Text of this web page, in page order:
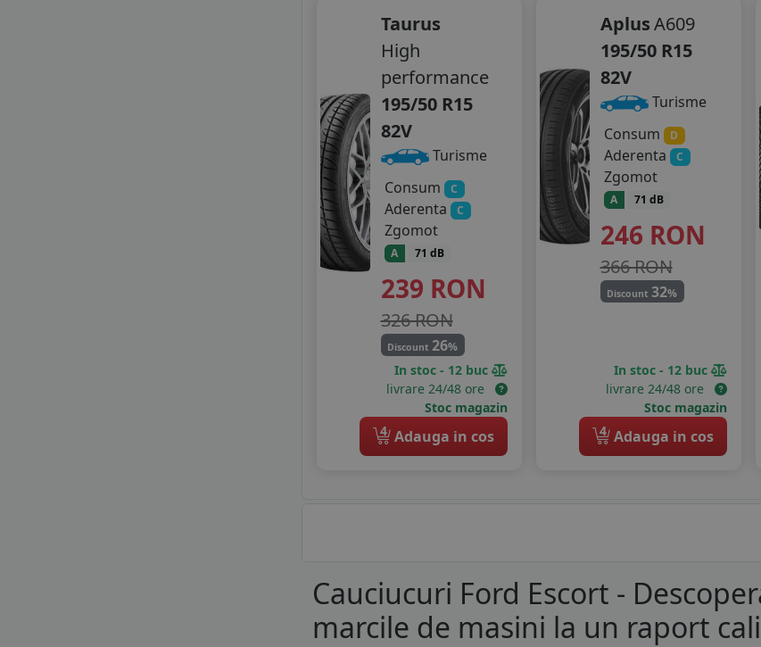
Taurus
High
performance
195/50 R15
82V
Turisme
Consum
C
Aderenta C
Zgomot
A 71 dB
239 RON
326 RON
Discount 26%
In stoc - 12 buc
livrare 24/48 ore
Stoc magazin
4 Adauga in cos
AplusA609
195/50 R15
82V
Turisme
Consum
D
Aderenta C
Zgomot
A 71 dB
246 RON
366 RON
Discount32%
In stoc - 12 buc
livrare 24/48 ore
Stoc magazin
4 Adauga in cos
Cauciucuri Ford Escort -
marcile de masini la un raport